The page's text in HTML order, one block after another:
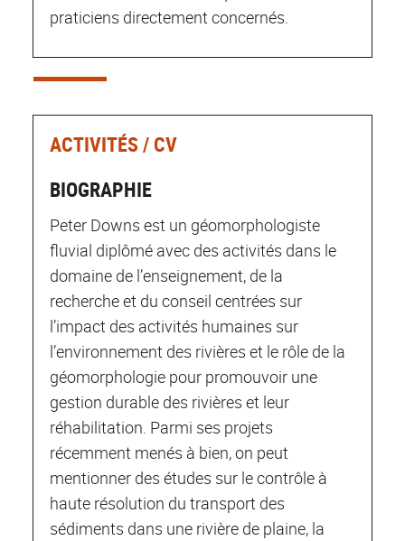
praticiens directement concernés.
ACTIVITÉS / CV
BIOGRAPHIE
Peter Downs est un géomorphologiste
fluvial diplômé avec des activités dans le
domaine de l’enseignement, de la
recherche et du conseil centrées sur
l’impact des activités humaines sur
l’environnement des rivières et le rôle de la
géomorphologie pour promouvoir une
gestion durable des rivières et leur
réhabilitation. Parmi ses projets
récemment menés à bien, on peut
mentionner des études sur le contrôle à
haute résolution du transport des
sédiments dans une rivière de plaine, la